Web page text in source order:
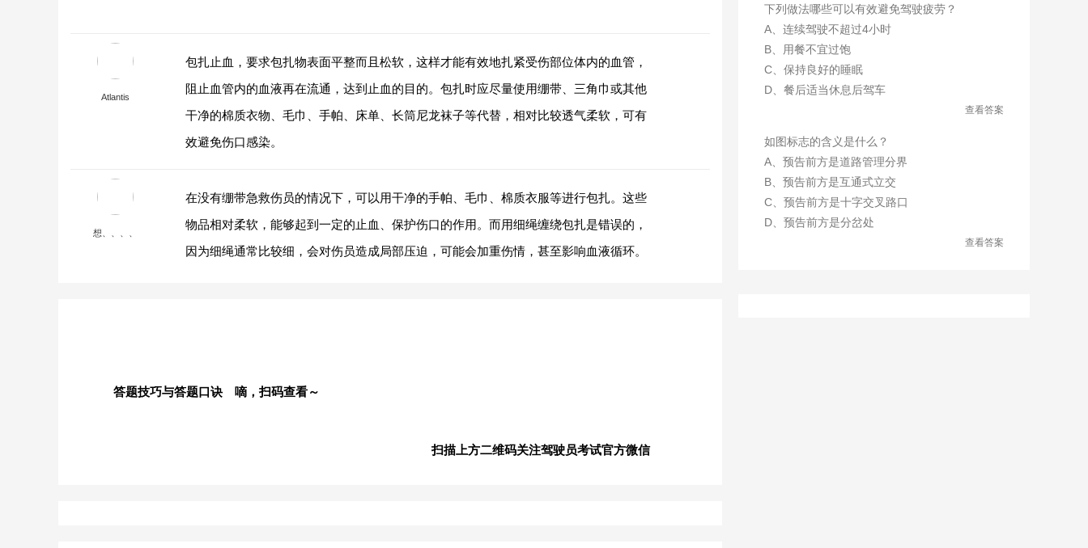
Atlantis
包扎止血，要求包扎物表面平整而且松软，这样才能有效地扎紧受伤部位体内的血管，
阻止血管内的血液再在流通，达到止血的目的。包扎时应尽量使用绷带、三角巾或其他
干净的棉质衣物、毛巾、手帕、床单、长筒尼龙袜子等代替，相对比较透气柔软，可有
效避免伤口感染。
想、、、、
在没有绷带急救伤员的情况下，可以用干净的手帕、毛巾、棉质衣服等进行包扎。这些
物品相对柔软，能够起到一定的止血、保护伤口的作用。而用细绳缠绕包扎是错误的，
因为细绳通常比较细，会对伤员造成局部压迫，可能会加重伤情，甚至影响血液循环。
答题技巧与答题口诀 嘀，扫码查看～
扫描上方二维码关注驾驶员考试官方微信
下列做法哪些可以有效避免驾驶疲劳？
A、连续驾驶不超过4小时
B、用餐不宜过饱
C、保持良好的睡眠
D、餐后适当休息后驾车
查看答案
如图标志的含义是什么？
A、预告前方是道路管理分界
B、预告前方是互通式立交
C、预告前方是十字交叉路口
D、预告前方是分岔处
查看答案